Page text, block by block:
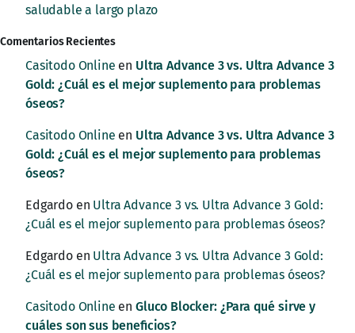
saludable a largo plazo
Comentarios Recientes
Casitodo Online en Ultra Advance 3 vs. Ultra Advance 3
Gold: ¿Cuál es el mejor suplemento para problemas
óseos?
Casitodo Online en Ultra Advance 3 vs. Ultra Advance 3
Gold: ¿Cuál es el mejor suplemento para problemas
óseos?
Edgardoen Ultra Advance 3 vs. Ultra Advance 3 Gold:
¿Cuál es el mejor suplemento para problemas óseos?
Edgardoen Ultra Advance 3 vs. Ultra Advance 3 Gold:
¿Cuál es el mejor suplemento para problemas óseos?
Casitodo Online en Gluco Blocker: ¿Para qué sirve y
cuáles son sus beneficios?